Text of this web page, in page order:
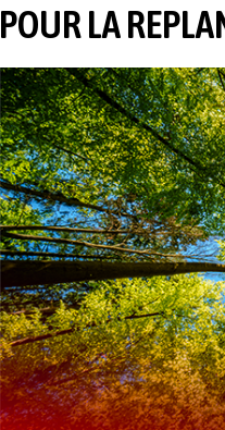
POUR LA